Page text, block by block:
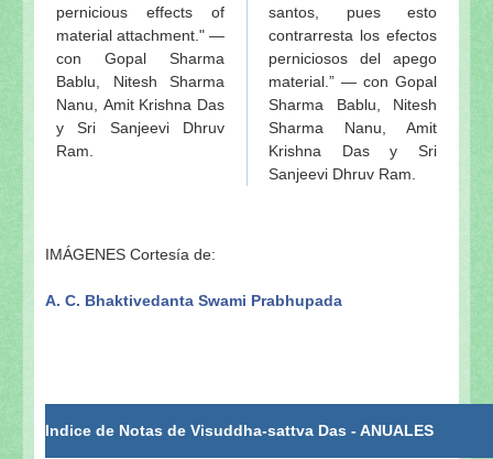
pernicious effects of
material attachment." —
con Gopal Sharma
Bablu, Nitesh Sharma
Nanu, Amit Krishna Das
y Sri Sanjeevi Dhruv
Ram.
santos, pues esto
contrarresta los efectos
perniciosos del apego
material.” — con Gopal
Sharma Bablu, Nitesh
Sharma Nanu, Amit
Krishna Das y Sri
Sanjeevi Dhruv Ram.
IMÁGENES Cortesía de:
A. C. Bhaktivedanta Swami Prabhupada
Indice de Notas de Visuddha-sattva Das - ANUALES